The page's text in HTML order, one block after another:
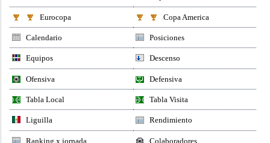
Eurocopa Copa America
Calendario Posiciones
Equipos Descenso
Ofensiva Defensiva
Tabla Local Tabla Visita
Liguilla Rendimiento
Ranking x jornada Colaboradores